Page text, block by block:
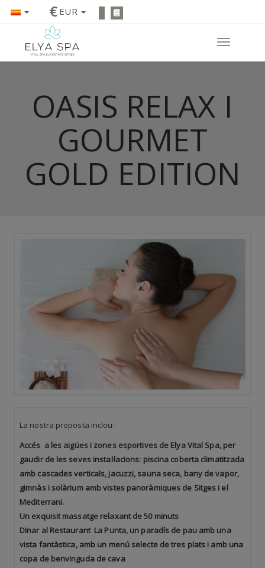
€ EUR
OASIS RELAX I
GOURMET
GOLD EDITION
La nostra proposta inclou:
Accés a les aigües i zones esportives de Elya Vital Spa, per
gaudir de les seves instal·lacions: piscina coberta climatitzada
amb cascades verticals, jacuzzi, sauna seca, bany de vapor,
gimnàs i solàrium amb vistes panoràmiques de Sitges i el
Mediterrani.
Un exquisit massatge relaxant de 50 minuts
Dinar al Restaurant La Punta, un paradís de pau amb una
vista fantàstica, amb un menú selecte de tres plats i amb una
copa de benvinguda de cava